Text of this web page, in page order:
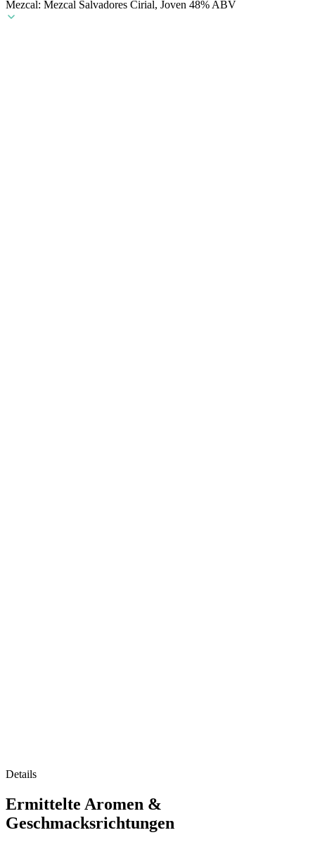
Mezcal: Mezcal Salvadores Cirial, Joven 48% ABV
Details
Ermittelte Aromen &
Geschmacksrichtungen